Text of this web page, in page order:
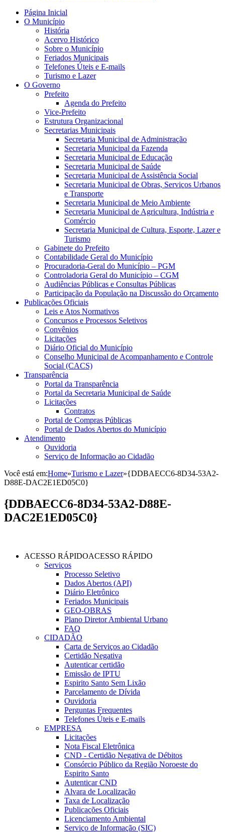
Página Inicial
O Município
História
Acervo Histórico
Sobre o Município
Feriados Municipais
Telefones Úteis e E-mails
Turismo e Lazer
O Governo
Prefeito
Agenda do Prefeito
Vice-Prefeito
Estrutura Organizacional
Secretarias Municipais
Secretaria Municipal de Administração
Secretaria Municipal da Fazenda
Secretaria Municipal de Educação
Secretaria Municipal de Saúde
Secretaria Municipal de Assistência Social
Secretaria Municipal de Obras, Serviços Urbanos
e Transporte
Secretaria Municipal de Meio Ambiente
Secretaria Municipal de Agricultura, Indústria e
Comércio
Secretaria Municipal de Cultura, Esporte, Lazer e
Turismo
Gabinete do Prefeito
Contabilidade Geral do Município
Procuradoria-Geral do Município – PGM
Controladoria Geral do Município – CGM
Audiências Públicas e Consultas Públicas
Participação da População na Discussão do Orçamento
Publicações Oficiais
Leis e Atos Normativos
Concursos e Processos Seletivos
Convênios
Licitações
Diário Oficial do Município
Conselho Municipal de Acompanhamento e Controle
Social (CACS)
Transparência
Portal da Transparência
Portal da Secretaria Municipal de Saúde
Licitações
Contratos
Portal de Compras Públicas
Portal de Dados Abertos do Município
Atendimento
Ouvidoria
Serviço de Informação ao Cidadão
Você está em:Home»Turismo e Lazer»{DDBAECC6-8D34-53A2-
D88E-DAC2E1ED05C0}
{DDBAECC6-8D34-53A2-D88E-
DAC2E1ED05C0}
ACESSO RÁPIDOACESSO RÁPIDO
Serviços
Processo Seletivo
Dados Abertos (API)
Diário Eletrônico
Feriados Municipais
GEO-OBRAS
Plano Diretor Ambiental Urbano
FAQ
CIDADÃO
Carta de Serviços ao Cidadão
Certidão Negativa
Autenticar certidão
Emissão de IPTU
Espirito Santo Sem Lixão
Parcelamento de Dívida
Ouvidoria
Perguntas Frequentes
Telefones Úteis e E-mails
EMPRESA
Licitações
Nota Fiscal Eletrônica
CND - Certidão Negativa de Débitos
Consórcio Público da Região Noroeste do
Espirito Santo
Autenticar CND
Alvara de Localização
Taxa de Localização
Publicações Oficiais
Licenciamento Ambiental
Serviço de Informação (SIC)